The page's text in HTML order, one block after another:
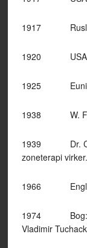
1917
1920 USA,
1925 Eunice
1938 W.
1939 Dr.
zoneterapi virker.
1966
1974 Bog:
Vladimir Tuchack